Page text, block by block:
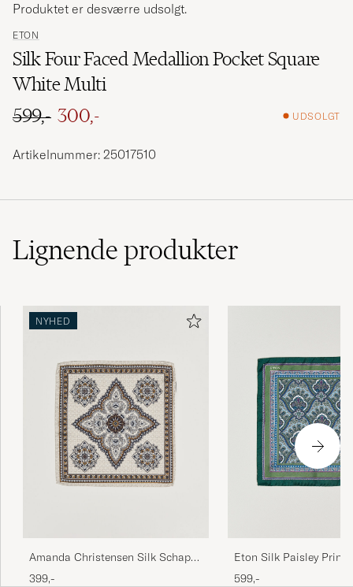
ETON
Silk Four Faced Medallion Pocket Square
White Multi
Ordinary pris
599,-
Nedsat pris
300,- UDSOLGT
Produktet er desværre udsolgt.
Artikelnummer: 25017510
Lignendeprodukter
NYHED
Amanda Christensen Silk Schappe
Doublefaced Pocket Square Beige
399,-
Eton Silk Paisley Print
Square Green
599,-